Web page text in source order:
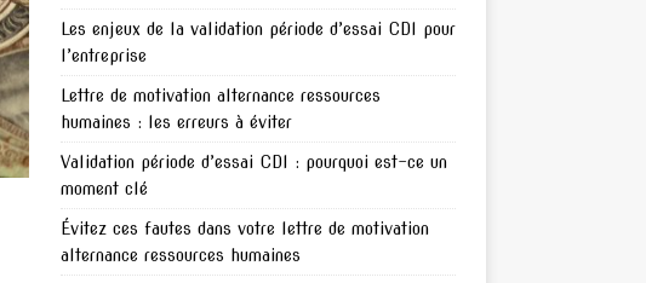
Les enjeux de la validation période d’essai CDI pour
l’entreprise
Lettre de motivation alternance ressources
humaines : les erreurs à éviter
Validation période d’essai CDI : pourquoi est-ce un
moment clé
Évitez ces fautes dans votre lettre de motivation
alternance ressources humaines